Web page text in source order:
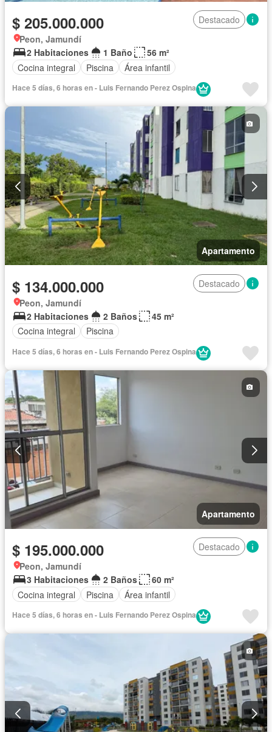
$ 205.000.000
Destacado
Peon, Jamundí
2 Habitaciones
1 Baño
56 m²
Cocina integral
Piscina Área infantil
Hace 5 días, 6 horas en - Luis Fernando Perez Ospina
Apartamento
$ 134.000.000
Destacado
Peon, Jamundí
2 Habitaciones
2 Baños
45 m²
Cocina integral
Piscina
Hace 5 días, 6 horas en - Luis Fernando Perez Ospina
Apartamento
$ 195.000.000
Destacado
Peon, Jamundí
3 Habitaciones
2 Baños
60 m²
Cocina integral
Piscina Área infantil
Hace 5 días, 6 horas en - Luis Fernando Perez Ospina